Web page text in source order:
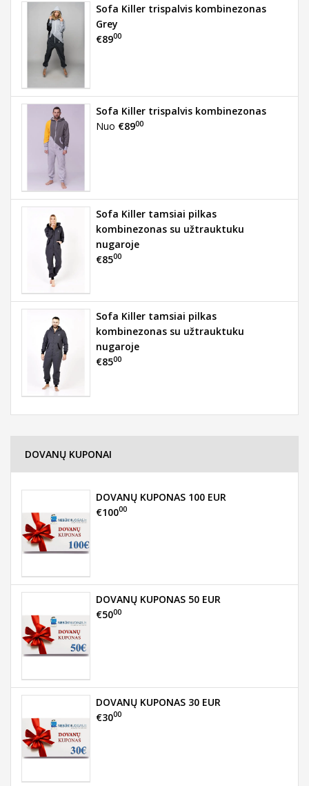
Sofa Killer trispalvis kombinezonas
Grey
€8900
Sofa Killer trispalvis kombinezonas
Nuo €8900
Sofa Killer tamsiai pilkas
kombinezonas su užtrauktuku
nugaroje
€8500
Sofa Killer tamsiai pilkas
kombinezonas su užtrauktuku
nugaroje
€8500
DOVANŲ KUPONAI
DOVANŲ KUPONAS 100 EUR
€10000
DOVANŲ KUPONAS 50 EUR
€5000
DOVANŲ KUPONAS 30 EUR
€3000